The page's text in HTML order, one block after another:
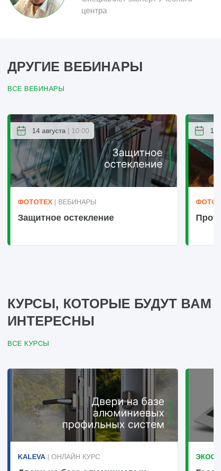
центра
ДРУГИЕ ВЕБИНАРЫ
ВСЕ ВЕБИНАРЫ
14 августа | 10:00
ФОТОТЕХ | ВЕБИНАРЫ
Защитное остекление
14
КУРСЫ, КОТОРЫЕ БУДУТ ВАМ
ИНТЕРЕСНЫ
ВСЕ КУРСЫ
KALEVA | ОНЛАЙН КУРС